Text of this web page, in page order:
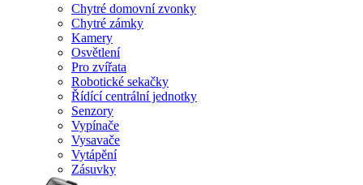
Chytré domovní zvonky
Chytré zámky
Kamery
Osvětlení
Pro zvířata
Robotické sekačky
Řídící centrální jednotky
Senzory
Vypínače
Vysavače
Vytápění
Zásuvky